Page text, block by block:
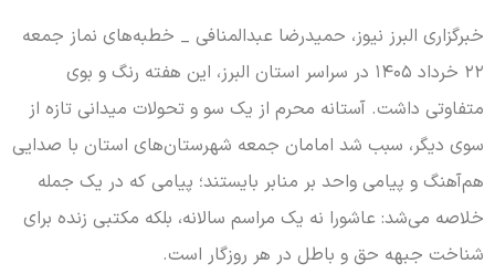
خبرگزاری البرز نیوز، حمیدرضا عبدالمنافی _ خطبه‌های نماز جمعه
۲۲ خرداد ۱۴۰۵ در سراسر استان البرز، این هفته رنگ و بوی
متفاوتی داشت. آستانه محرم از یک سو و تحولات میدانی تازه از
سوی دیگر، سبب شد امامان جمعه شهرستان‌های استان با صدایی
هم‌آهنگ و پیامی واحد بر منابر بایستند؛ پیامی که در یک جمله
خلاصه می‌شد: عاشورا نه یک مراسم سالانه، بلکه مکتبی زنده برای
شناخت جبهه حق و باطل در هر روزگار است.